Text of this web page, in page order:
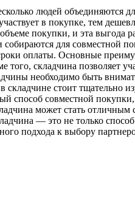
людей объединяются
в покупке, тем
покупки, и эта выгода
собираются для совместной
оплаты. Основные
складчина позволяет
необходимо быть
стоит тщательно
способ совместной
может стать отличным
— это не только
подхода к выбору